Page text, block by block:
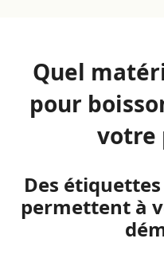
Quel
pour
votre
Des
permettent à